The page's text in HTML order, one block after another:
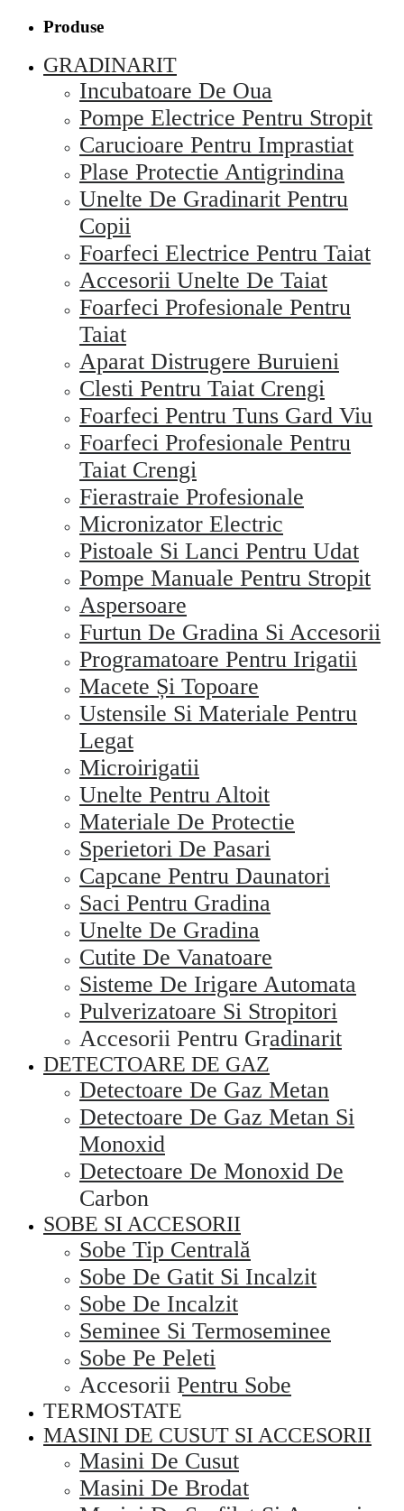
Produse
GRADINARIT
Incubatoare De Oua
Pompe Electrice Pentru Stropit
Carucioare Pentru Imprastiat
Plase Protectie Antigrindina
Unelte De Gradinarit Pentru
Copii
Foarfeci Electrice Pentru Taiat
Accesorii Unelte De Taiat
Foarfeci Profesionale Pentru
Taiat
Aparat Distrugere Buruieni
Clesti Pentru Taiat Crengi
Foarfeci Pentru Tuns Gard Viu
Foarfeci Profesionale Pentru
Taiat Crengi
Fierastraie Profesionale
Micronizator Electric
Pistoale Si Lanci Pentru Udat
Pompe Manuale Pentru Stropit
Aspersoare
Furtun De Gradina Si Accesorii
Programatoare Pentru Irigatii
Macete Și Topoare
Ustensile Si Materiale Pentru
Legat
Microirigatii
Unelte Pentru Altoit
Materiale De Protectie
Sperietori De Pasari
Capcane Pentru Daunatori
Saci Pentru Gradina
Unelte De Gradina
Cutite De Vanatoare
Sisteme De Irigare Automata
Pulverizatoare Si Stropitori
Accesorii Pentru Gradinarit
DETECTOARE DE GAZ
Detectoare De Gaz Metan
Detectoare De Gaz Metan Si
Monoxid
Detectoare De Monoxid De
Carbon
SOBE SI ACCESORII
Sobe Tip Centrală
Sobe De Gatit Si Incalzit
Sobe De Incalzit
Seminee Si Termoseminee
Sobe Pe Peleti
Accesorii Pentru Sobe
TERMOSTATE
MASINI DE CUSUT SI ACCESORII
Masini De Cusut
Masini De Brodat